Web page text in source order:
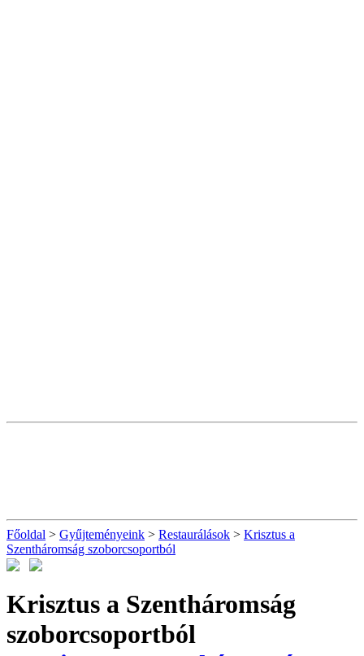
Főoldal > Gyűjteményeink > Restaurálások > Krisztus a
Szentháromság szoborcsoportból
Krisztus a Szentháromság
szoborcsoportból